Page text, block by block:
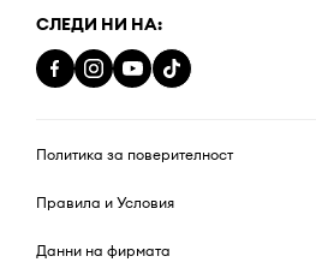
СЛЕДИ НИ НА:
Политика за поверителност
Правила и Условия
Данни на фирмата